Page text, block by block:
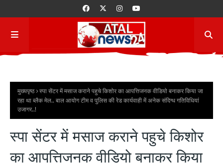
मुख्यपृष्ठ
स्पा सेंटर में मसाज कराने पहुचे किशोर का आपत्तिजनक वीडियो बनाकर किया जा
रहा था ब्लैक मेल.. बाल आयोग टीम व पुलिस की रेड कार्यवाही में अनेक संदिग्ध गतिविधियां
उजागर..!
स्पा सेंटर में मसाज कराने पहुचे किशोर
का आपत्तिजनक वीडियो बनाकर किया